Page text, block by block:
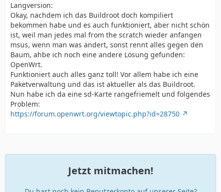
Langversion:
Okay, nachdem ich das Buildroot doch kompiliert
bekommen habe und es auch funktioniert, aber nicht schön
ist, weil man jedes mal from the scratch wieder anfangen
msus, wenn man was ändert, sonst rennt alles gegen den
Baum, ahbe ich noch eine andere Lösung gefunden:
OpenWrt.
Funktioniert auch alles ganz toll! Vor allem habe ich eine
Paketverwaltung und das ist aktueller als das Buildroot.
Nun habe ich da eine sd-Karte rangefriemelt und folgendes
Problem:
https://forum.openwrt.org/viewtopic.php?id=28750
Jetzt mitmachen!